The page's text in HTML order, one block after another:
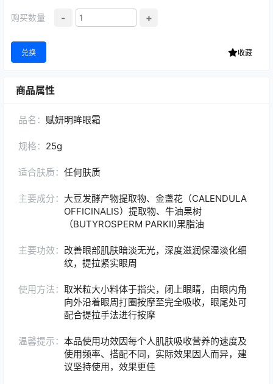
购买数量 - +
兑换 收藏
商品属性
品名： 赋妍明眸眼霜
规格： 25g
适合肤质： 任何肤质
主要成分： 大豆发酵产物提取物、金盏花（CALENDULA
OFFICINALIS）提取物、牛油果树
（BUTYROSPERM PARKII)果脂油
主要功效： 改善眼部肌肤暗淡无光，深度滋润保湿淡化细
纹，提拉紧实眼周
使用方法： 取米粒大小料体于指尖，闭上眼睛，由眼内角
向外沿着眼周打圈按摩至完全吸收，眼尾处可
配合提拉手法进行按摩
温馨提示： 本品使用功效因每个人肌肤吸收营养的速度及
使用频率、搭配不同，实际效果因人而异，建
议坚持使用，效果更佳